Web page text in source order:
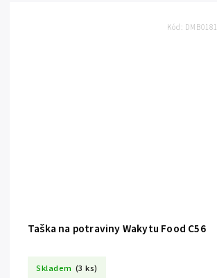
Taška na potraviny Wakytu Food C56
Skladem (3 ks)
Kód: DMB0181